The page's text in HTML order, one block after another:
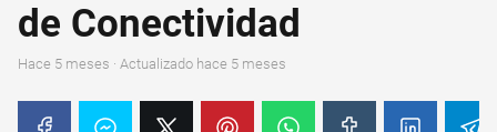
de Conectividad
hace 5 meses · Actualizado hace 5 meses